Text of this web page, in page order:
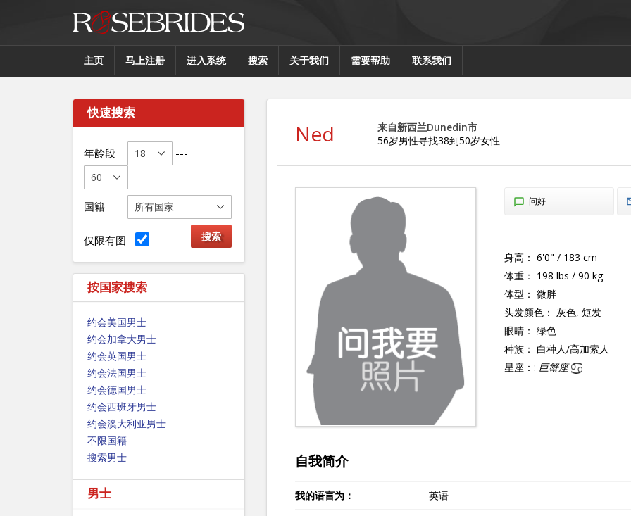
主页 马上注册 进入系统 搜索 关于我们 需要帮助 联系我们
快速搜索
年龄段 ---
国籍
仅限有图
按国家搜索
约会美国男士
约会加拿大男士
约会英国男士
约会法国男士
约会德国男士
约会西班牙男士
约会澳大利亚男士
不限国籍
搜索男士
男士
Ned
来自新西兰Dunedin市
56岁男性寻找38到50岁女性
问好
身高： 6'0" / 183 cm
体重： 198 lbs / 90 kg
体型： 微胖
头发颜色： 灰色, 短发
眼睛： 绿色
种族： 白种人/高加索人
星座：: 巨蟹座
自我简介
我的语言为： 英语